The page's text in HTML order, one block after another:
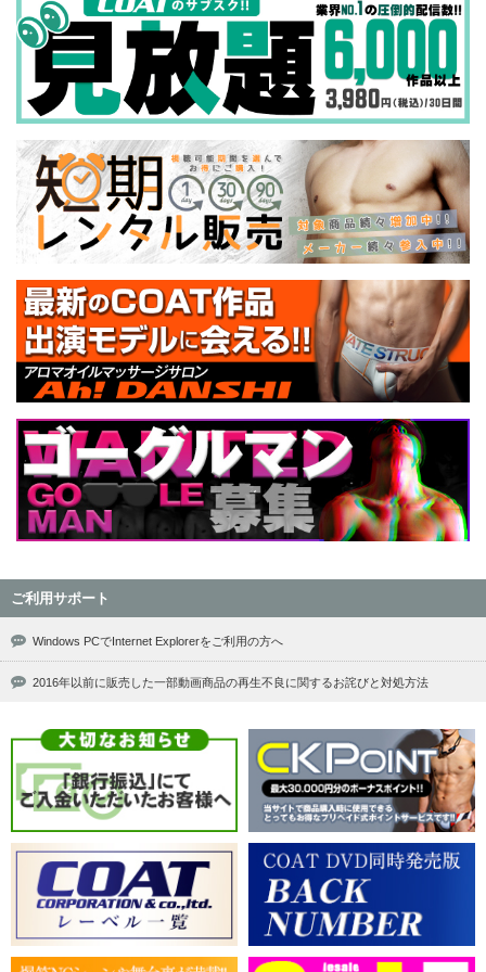
ご利用サポート
Windows PCでInternet Explorerをご利用の方へ
2016年以前に販売した一部動画商品の再生不良に関するお詫びと対処方法